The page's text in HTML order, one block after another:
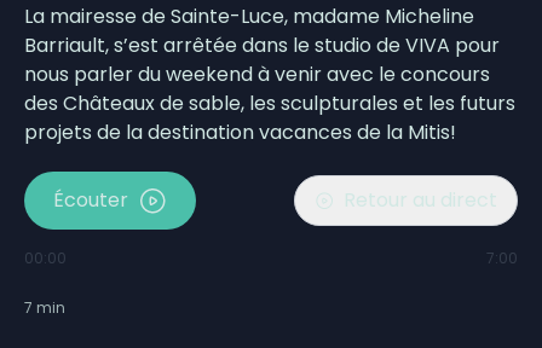
La mairesse de Sainte-Luce, madame Micheline
Barriault, s’est arrêtée dans le studio de VIVA pour
nous parler du weekend à venir avec le concours
des Châteaux de sable, les sculpturales et les futurs
projets de la destination vacances de la Mitis!
Écouter Retour au direct
00:00 7:00
7 min